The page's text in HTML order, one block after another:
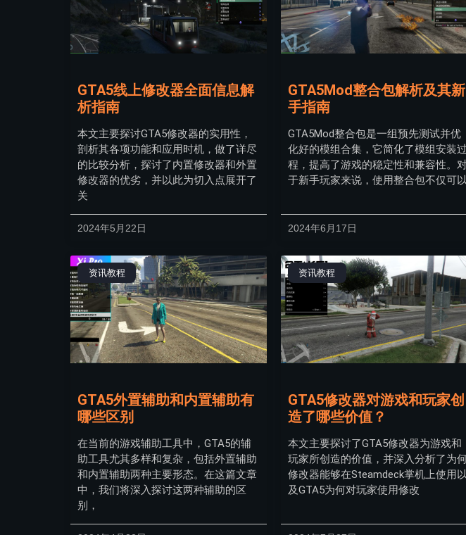
GTA5线上修改器全面信息解
析指南
本文主要探讨GTA5修改器的实用性，
剖析其各项功能和应用时机，做了详尽
的比较分析，探讨了内置修改器和外置
修改器的优劣，并以此为切入点展开了
关
2024年5月22日
GTA5Mod整合包解析及其新
手指南
GTA5Mod整合包是一组预先测试并优
化好的模组合集，它简化了模组安装过
程，提高了游戏的稳定性和兼容性。
于新手玩家来说，使用整合包不仅可以
2024年6月17日
资讯教程
GTA5外置辅助和内置辅助有
哪些区别
在当前的游戏辅助工具中，GTA5的辅
助工具尤其多样和复杂，包括外置辅助
和内置辅助两种主要形态。在这篇文章
中，我们将深入探讨这两种辅助的区
别，
资讯教程
GTA5修改器对游戏和玩家创
造了哪些价值？
本文主要探讨了GTA5修改器为游戏和
玩家所创造的价值，并深入分析了为
修改器能够在Steamdeck掌机上使用以
及GTA5为何对玩家使用修改